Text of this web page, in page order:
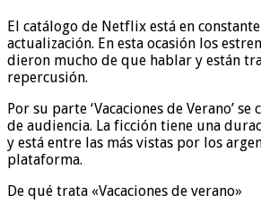
El catálogo de Netflix está en
actualización. En esta ocasión los
dieron mucho de que hablar y están
repercusión.
Por su parte ‘Vacaciones de Verano’
de audiencia. La ficción tiene una
y está entre las más vistas por los
plataforma.
De qué trata «Vacaciones de verano»